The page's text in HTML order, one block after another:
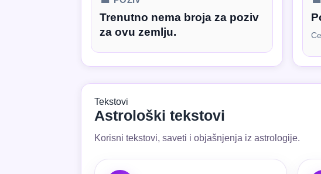
Trenutno nema broja za poziv
za ovu zemlju.
Tekstovi
Astrološki tekstovi
Korisni tekstovi, saveti i objašnjenja iz astrologije.